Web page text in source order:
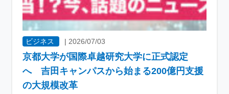
ビジネス | 2026/07/03
京都大学が国際卓越研究大学に正式認定
へ 吉田キャンパスから始まる200億円支援
の大規模改革